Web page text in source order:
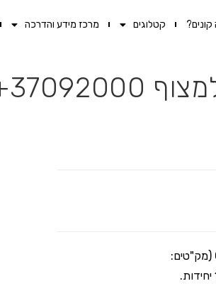
קונים? קטלוגים מרכז מידע והדרכה
(10 יח')
אטם דיאפרגמה למצוף מיכל הדחה של GROHE (מק"טים: